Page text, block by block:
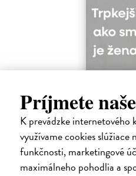
Príjmete
K prevádzke
využívame cookies slúžiace
funkčnosti, marketingové
maximálneho pohodlia a
Trpkejšia ako smrť
Marneros Andreas | Kniha
JE TO MOŽNO NAJVÄČŠIA
rovnocennosť a rovnoprávnosť ženy
pohlaviami sa však nezačali